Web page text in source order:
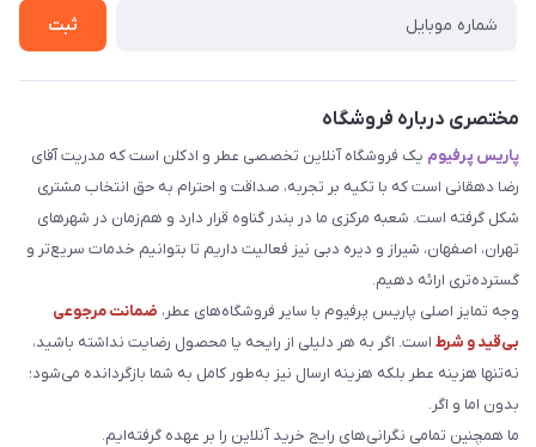
ثبت
مختصری درباره فروشگاه
پاریس پرفیوم یک فروشگاه آنلاین تخصصی عطر و ادکلن است که مدریت آقای
رضا دهقانی است که با تکیه بر تجربه، صداقت و احترام به حق انتخاب مشتری
شکل گرفته است. شعبه مرکزی ما در بندر گناوه قرار دارد و هم‌زمان در شهرهای
تهران، اصفهان، شیراز و دیره دبی نیز فعالیت داریم تا بتوانیم خدمات سریع‌تر و
گسترده‌تری ارائه دهیم.
وجه تمایز اصلی پاریس پرفیوم با سایر فروشگاه‌های عطر، ضمانت مرجوعی
بی‌قید و شرط است. اگر به هر دلیلی از رایحه یا محصول رضایت نداشته باشید،
نه‌تنها هزینه عطر بلکه هزینه ارسال نیز به‌طور کامل به شما بازگردانده می‌شود؛
بدون اما و اگر.
ما همچنین تمامی نگرانی‌های رایج خرید آنلاین را بر عهده گرفته‌ایم.